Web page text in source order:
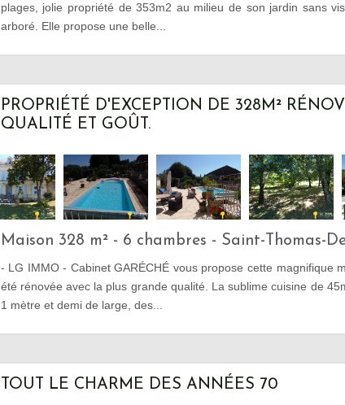
plages, jolie propriété de 353m2 au milieu de son jardin sans
arboré. Elle propose une belle...
PROPRIÉTÉ D'EXCEPTION DE 328M²
QUALITÉ ET GOÛT.
Maison 328 m² - 6 chambres - Saint-Thomas-
- LG IMMO - Cabinet GARÉCHÉ vous propose cette magnifique
été rénovée avec la plus grande qualité. La sublime cuisine de
1 mètre et demi de large, des...
TOUT LE CHARME DES ANNÉES 70